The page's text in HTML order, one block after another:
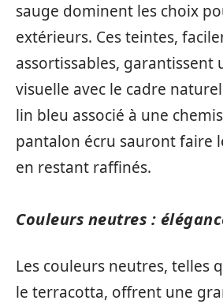
sauge dominent les choix
extérieurs. Ces teintes,
assortissables, garantissent
visuelle avec le cadre
lin bleu associé à une
pantalon écru sauront faire
en restant raffinés.
Couleurs neutres :
Les couleurs neutres, telles
le terracotta, offrent une